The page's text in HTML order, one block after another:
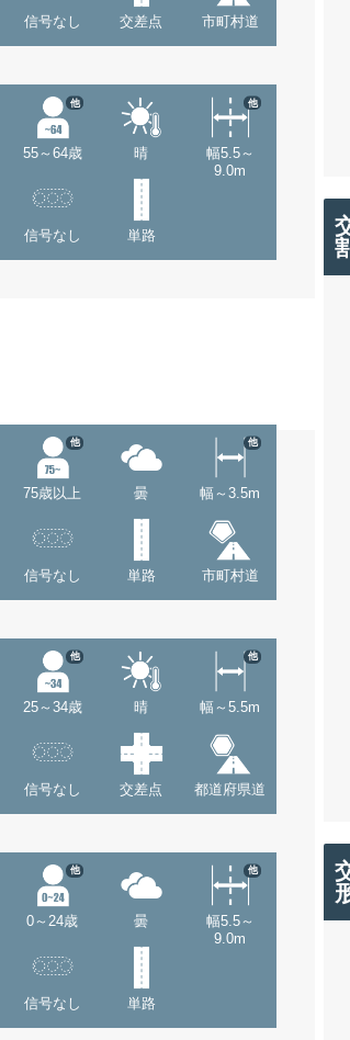
信号なし 交差点 市町村道
55～64歳
他
晴
幅5.5～
9.0m
他
信号なし 単路
75歳以上
他
曇 幅～3.5m
他
信号なし 単路 市町村道
25～34歳
他
晴 幅～5.5m
他
信号なし 交差点 都道府県道
0～24歳
他
曇
幅5.5～
9.0m
他
信号なし 単路